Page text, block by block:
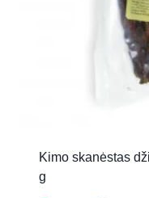
Kimo skanėstas
g